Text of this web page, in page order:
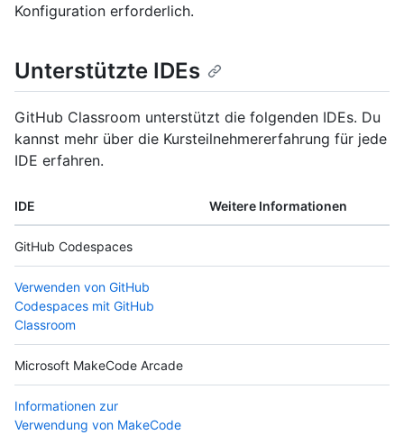
Konfiguration erforderlich.
Unterstützte IDEs
GitHub Classroom unterstützt die folgenden IDEs. Du
kannst mehr über die Kursteilnehmererfahrung für jede
IDE erfahren.
IDE Weitere Informationen
GitHub Codespaces
Verwenden von GitHub
Codespaces mit GitHub
Classroom
Microsoft MakeCode Arcade
Informationen zur
Verwendung von MakeCode